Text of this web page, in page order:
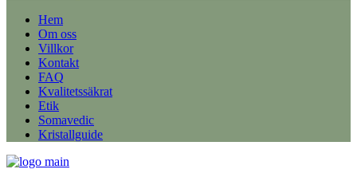
Hem
Om oss
Villkor
Kontakt
FAQ
Kvalitetssäkrat
Etik
Somavedic
Kristallguide